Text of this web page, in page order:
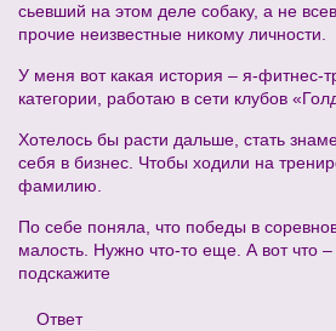
сьевший на этом деле собаку, а не
прочие неизвестные никому личности.
У меня вот какая история – я-фитнес-
категории, работаю в сети клубов
Хотелось бы расти дальше, стать
себя в бизнес. Чтобы ходили на
фамилию.
По себе поняла, что победы в
малость. Нужно что-то еще. А вот что
подскажите
Ответ